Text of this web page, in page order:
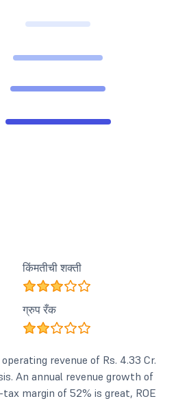
किंमतीची शक्ती
ग्रुप रँक
revenue of Rs. 4.33 Cr.
An annual revenue growth of
margin of 52% is great, ROE